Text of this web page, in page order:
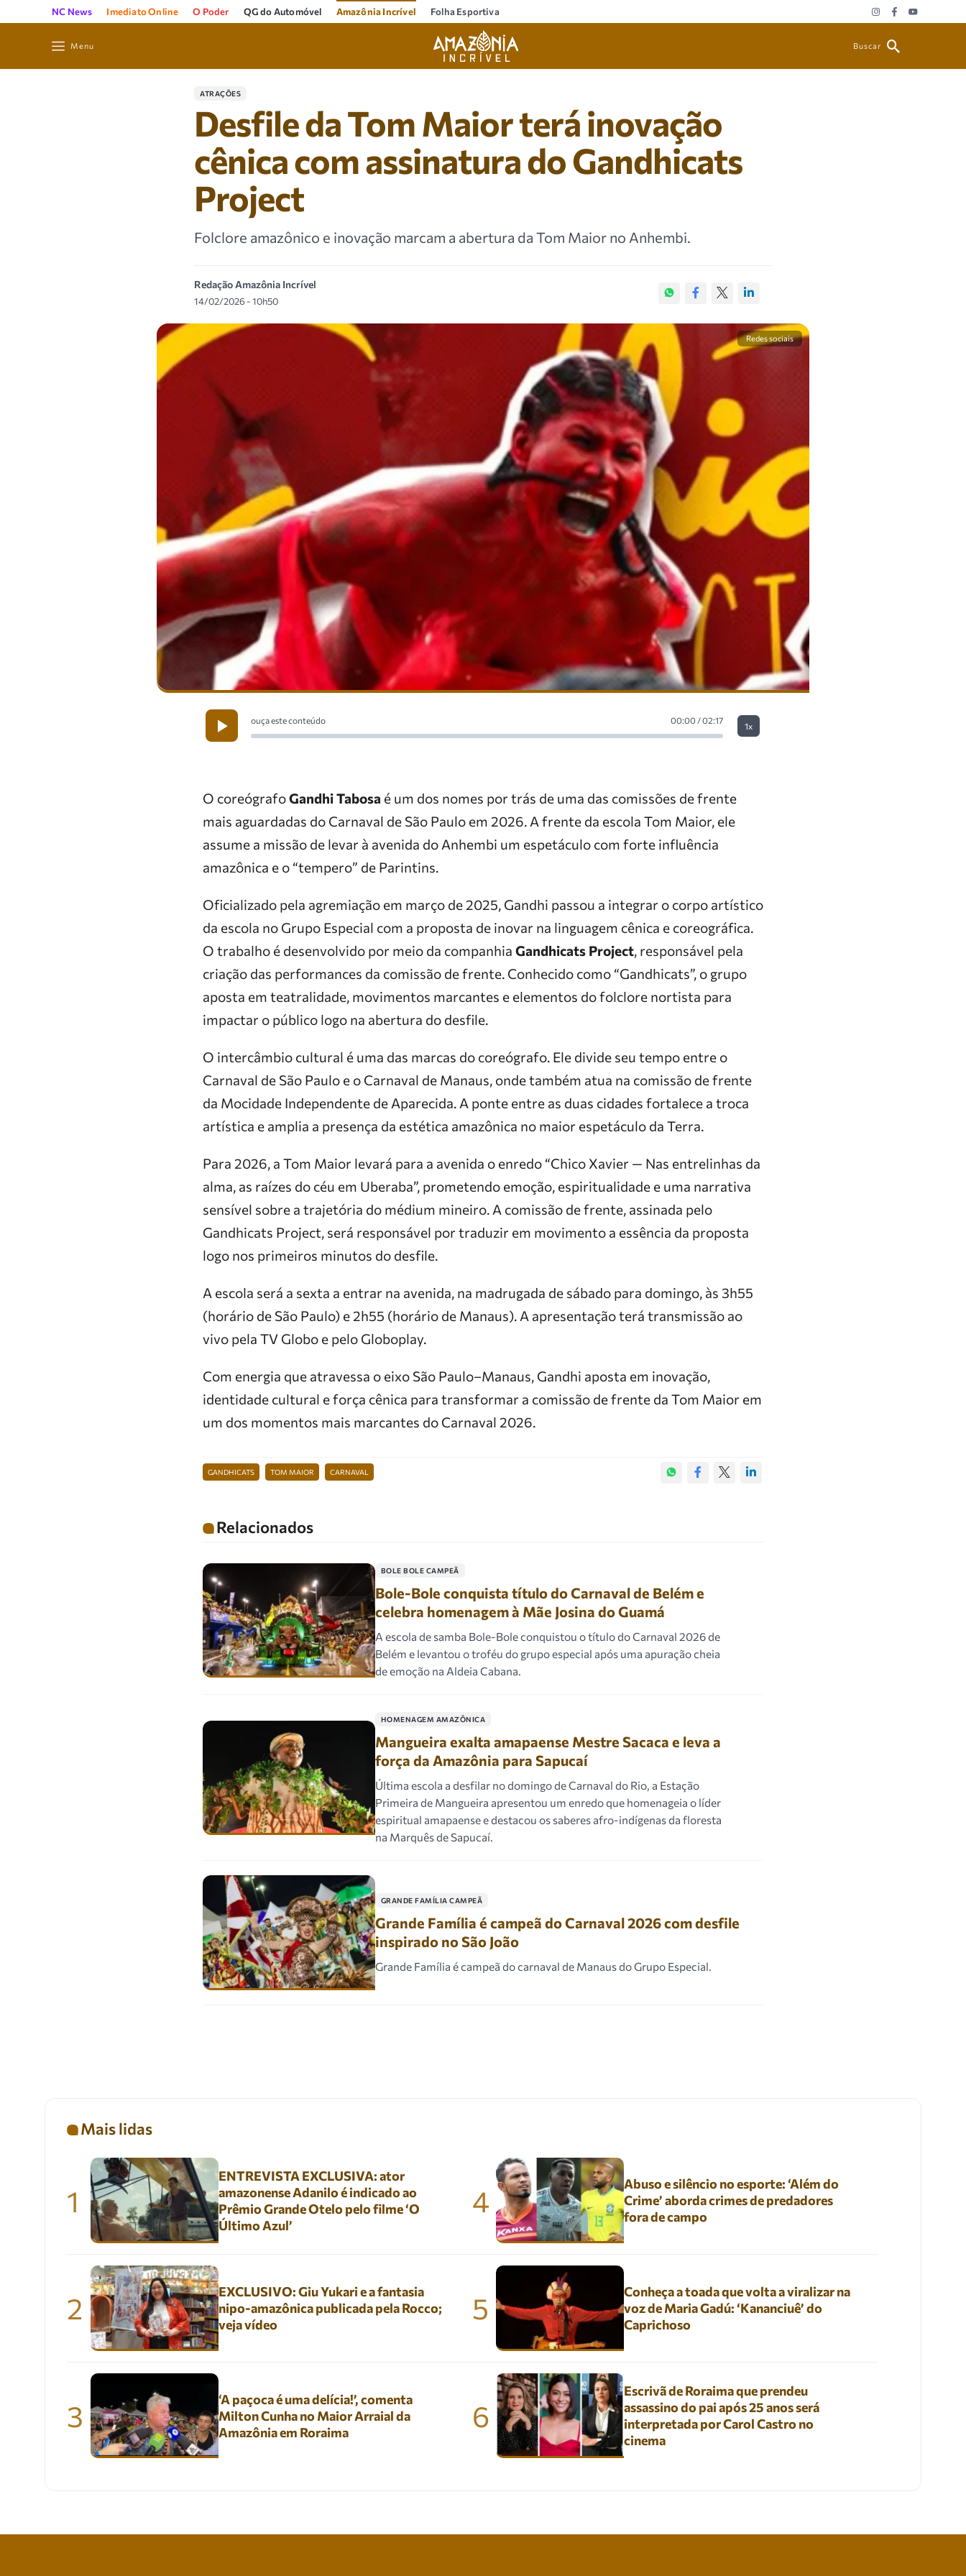
NC News Imediato Online O Poder QG do Automóvel Amazônia Incrível Folha Esportiva
Menu Buscar
ATRAÇÕES
Desfile da Tom Maior terá inovação
cênica com assinatura do Gandhicats
Project
Folclore amazônico e inovação marcam a abertura da Tom Maior no Anhembi.
Redação Amazônia Incrível
14/02/2026 - 10h50
Redes sociais
ouça este conteúdo 00:00 / 02:17
1x
O coreógrafoGandhi Tabosa é um dos nomes por trás de uma das comissões de frente
mais aguardadas do Carnaval de São Paulo em 2026. A frente da escola Tom Maior, ele
assume a missão de levar à avenida do Anhembi um espetáculo com forte influência
amazônica e o “tempero” de Parintins.
Oficializado pela agremiação em março de 2025, Gandhi passou a integrar o corpo artístico
da escola no Grupo Especial com a proposta de inovar na linguagem cênica e coreográfica.
O trabalho é desenvolvido por meio da companhia Gandhicats Project, responsável pela
criação das performances da comissão de frente. Conhecido como “Gandhicats”, o grupo
aposta em teatralidade, movimentos marcantes e elementos do folclore nortista para
impactar o público logo na abertura do desfile.
O intercâmbio cultural é uma das marcas do coreógrafo. Ele divide seu tempo entre o
Carnaval de São Paulo e o Carnaval de Manaus, onde também atua na comissão de frente
da Mocidade Independente de Aparecida. A ponte entre as duas cidades fortalece a troca
artística e amplia a presença da estética amazônica no maior espetáculo da Terra.
Para 2026, a Tom Maior levará para a avenida o enredo “Chico Xavier — Nas entrelinhas da
alma, as raízes do céu em Uberaba”, prometendo emoção, espiritualidade e uma narrativa
sensível sobre a trajetória do médium mineiro. A comissão de frente, assinada pelo
Gandhicats Project, será responsável por traduzir em movimento a essência da proposta
logo nos primeiros minutos do desfile.
A escola será a sexta a entrar na avenida, na madrugada de sábado para domingo, às 3h55
(horário de São Paulo) e 2h55 (horário de Manaus). A apresentação terá transmissão ao
vivo pela TV Globo e pelo Globoplay.
Com energia que atravessa o eixo São Paulo–Manaus, Gandhi aposta em inovação,
identidade cultural e força cênica para transformar a comissão de frente da Tom Maior em
um dos momentos mais marcantes do Carnaval 2026.
GANDHICATS TOM MAIOR CARNAVAL
Relacionados
BOLE BOLE CAMPEÃ
Bole-Bole conquista título do Carnaval de Belém e
celebra homenagem à Mãe Josina do Guamá
A escola de samba Bole-Bole conquistou o título do Carnaval 2026 de
Belém e levantou o troféu do grupo especial após uma apuração cheia
de emoção na Aldeia Cabana.
HOMENAGEM AMAZÔNICA
Mangueira exalta amapaense Mestre Sacaca e leva a
força da Amazônia para Sapucaí
Última escola a desfilar no domingo de Carnaval do Rio, a Estação
Primeira de Mangueira apresentou um enredo que homenageia o líder
espiritual amapaense e destacou os saberes afro-indígenas da floresta
na Marquês de Sapucaí.
GRANDE FAMÍLIA CAMPEÃ
Grande Família é campeã do Carnaval 2026 com desfile
inspirado no São João
Grande Família é campeã do carnaval de Manaus do Grupo Especial.
Mais lidas
1
ENTREVISTA EXCLUSIVA: ator
amazonense Adanilo é indicado ao
Prêmio Grande Otelo pelo filme ‘O
Último Azul’
2
EXCLUSIVO: Giu Yukari e a fantasia
nipo-amazônica publicada pela Rocco;
veja vídeo
3
‘A paçoca é uma delícia!’, comenta
Milton Cunha no Maior Arraial da
Amazônia em Roraima
4
Abuso e silêncio no esporte: ‘Além do
Crime’ aborda crimes de predadores
fora de campo
5
Conheça a toada que volta a viralizar na
voz de Maria Gadú: ‘Kananciuê’ do
Caprichoso
6
Escrivã de Roraima que prendeu
assassino do pai após 25 anos será
interpretada por Carol Castro no
cinema